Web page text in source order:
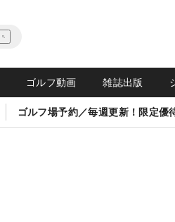
ゴルフ動画 雑誌出版
ゴルフ場予約／毎週更新！限定優